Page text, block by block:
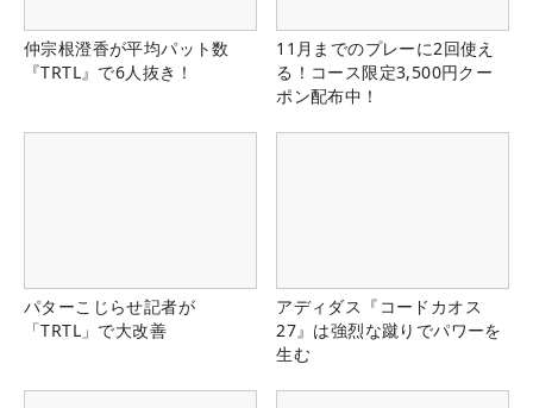
仲宗根澄香が平均パット数
『TRTL』で6人抜き！
11月までのプレーに2回使え
る！コース限定3,500円クー
ポン配布中！
パターこじらせ記者が
「TRTL」で大改善
アディダス『コードカオス
27』は強烈な蹴りでパワーを
生む